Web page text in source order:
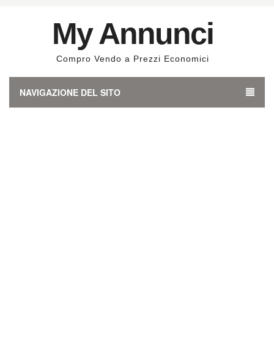
My Annunci
Compro Vendo a Prezzi Economici
NAVIGAZIONE DEL SITO